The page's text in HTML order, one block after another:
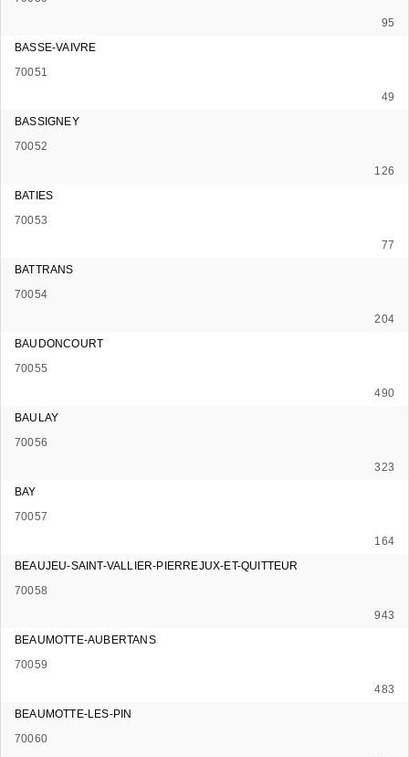
95
BASSE-VAIVRE
70051
49
BASSIGNEY
70052
126
BATIES
70053
77
BATTRANS
70054
204
BAUDONCOURT
70055
490
BAULAY
70056
323
BAY
70057
164
BEAUJEU-SAINT-VALLIER-PIERREJUX-ET-QUITTEUR
70058
943
BEAUMOTTE-AUBERTANS
70059
483
BEAUMOTTE-LES-PIN
70060